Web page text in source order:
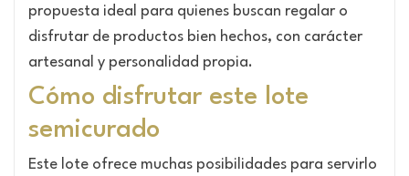
propuesta ideal para quienes buscan regalar o
disfrutar de productos bien hechos, con carácter
artesanal y personalidad propia.
Cómo disfrutar este lote
semicurado
Este lote ofrece muchas posibilidades para servirlo